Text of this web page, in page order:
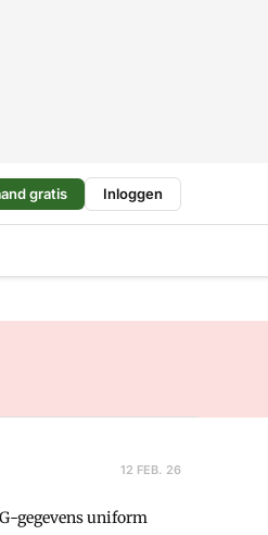
gratis Inloggen
12 FEB. 26
gegevens uniform